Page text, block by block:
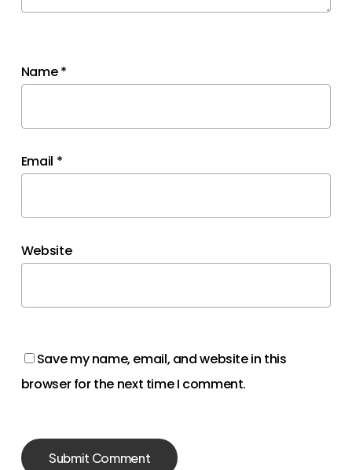
Name*
Email *
Website
Save my name, email, and website in this
browser for the next time I comment.